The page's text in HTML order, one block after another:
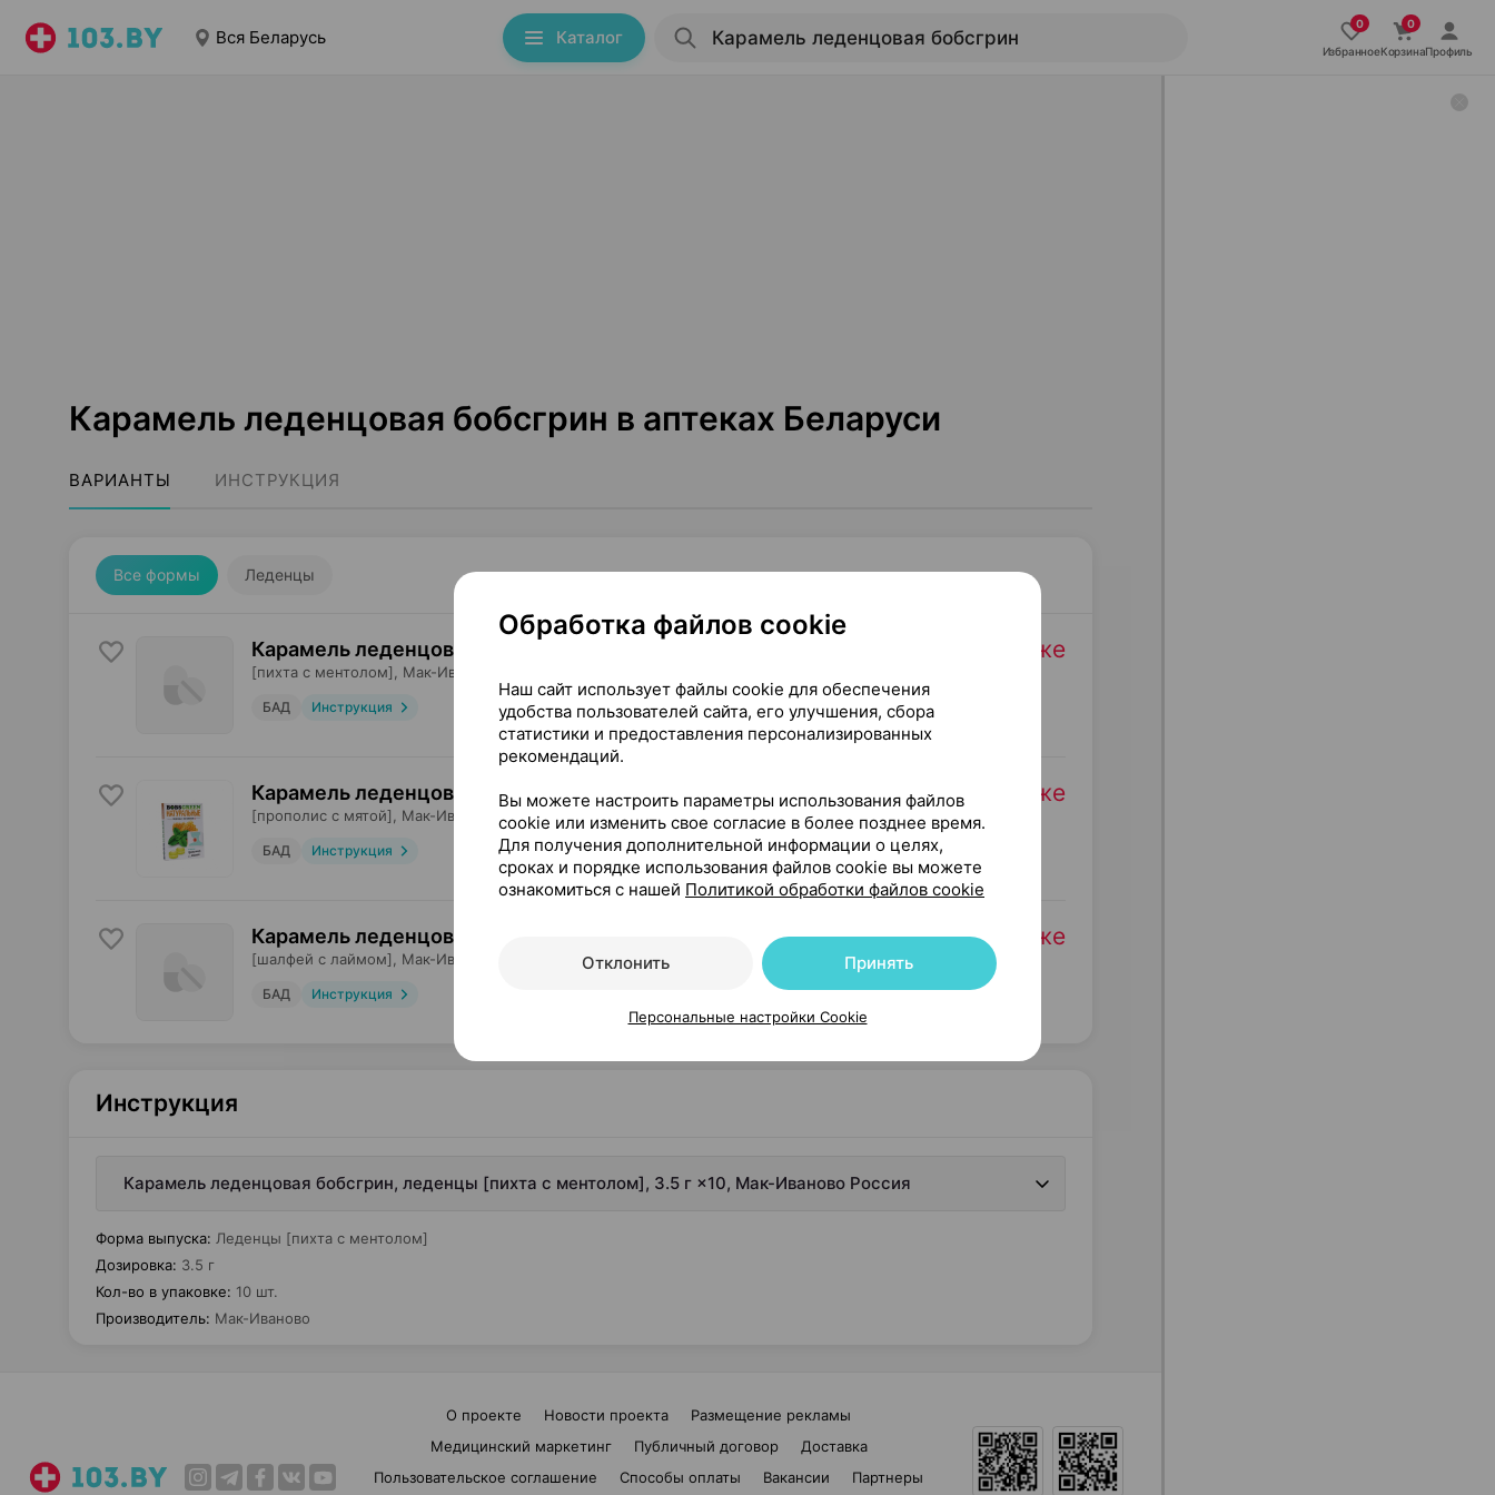
Вся Беларусь Каталог
ИзбранноеКорзинаПрофиль
Карамель леденцовая бобсгрин в аптеках Беларуси
ВАРИАНТЫ ИНСТРУКЦИЯ
Все формы Леденцы
Карамель леденцовая бобсгрин, леденцы
[пихта с ментолом], Мак-Иваново
БАД Инструкция
Нет в продаже
Карамель леденцовая бобсгрин, леденцы 3.5 г×10
[прополис с мятой], Мак-Иваново , Россия •без рецепта
БАД Инструкция
Нет в продаже
Карамель леденцовая бобсгрин, леденцы
[шалфей с лаймом], Мак-Иваново без рецепта
БАД Инструкция
Нет в продаже
Инструкция
Карамель леденцовая бобсгрин, леденцы [пихта с ментолом], 3.5 г ×10, Мак-Иваново Россия
Форма выпуска: Леденцы [пихта с ментолом]
Дозировка: 3.5 г
Кол-во в упаковке: 10 шт.
Производитель: Мак-Иваново
О проекте Новости проекта
Размещение рекламы
Медицинский маркетинг
Публичный договор
Доставка
Пользовательское соглашение
Способы оплаты Вакансии Партнеры
Обработка файлов cookie
Наш сайт использует файлы cookie для обеспечения
удобства пользователей сайта, его улучшения, сбора
статистики и предоставления персонализированных
рекомендаций.
Вы можете настроить параметры использования файлов
cookie или изменить свое согласие в более позднее время.
Для получения дополнительной информации о целях,
сроках и порядке использования файлов cookie вы можете
ознакомиться с нашей Политикой обработки файлов cookie
Отклонить Принять
Персональные настройки Cookie